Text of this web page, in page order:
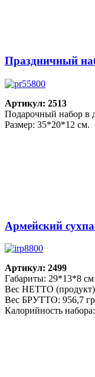
Праздничный
Артикул: 2513
Подарочный набор в
Размер: 35*20*12 см.
Армейский
Артикул: 2499
Габариты: 29*13*8 см
Вес НЕТТО
Вес БРУТТО: 956,7 гр
Калорийность